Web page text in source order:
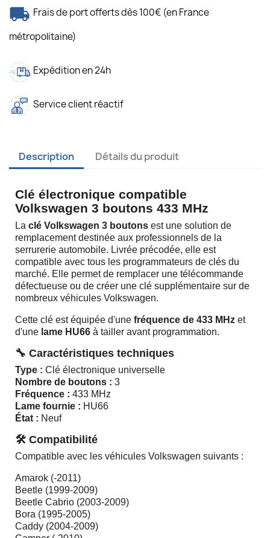
Frais de port offerts dès 100€ (en France
métropolitaine)
Expédition en 24h
Service client réactif
Description Détails du produit
Clé électronique compatible
Volkswagen 3 boutons 433 MHz
La clé Volkswagen 3 boutons est une solution de
remplacement destinée aux professionnels de la
serrurerie automobile. Livrée précodée, elle est
compatible avec tous les programmateurs de clés du
marché. Elle permet de remplacer une télécommande
défectueuse ou de créer une clé supplémentaire sur de
nombreux véhicules Volkswagen.
Cette clé est équipée d'une fréquence de 433 MHz et
d'une lame HU66 à tailler avant programmation.
🔧 Caractéristiques techniques
Type : Clé électronique universelle
Nombre de boutons : 3
Fréquence : 433 MHz
Lame fournie : HU66
État : Neuf
🛠️ Compatibilité
Compatible avec les véhicules Volkswagen suivants :
Amarok (-2011)
Beetle (1999-2009)
Beetle Cabrio (2003-2009)
Bora (1995-2005)
Caddy (2004-2009)